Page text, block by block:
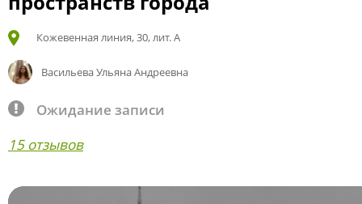
Кожевенная линия, 30, лит. А
Васильева Ульяна Андреевна
Ожидание записи
15 отзывов